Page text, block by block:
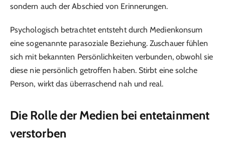
sondern auch der Abschied von Erinnerungen.
Psychologisch betrachtet entsteht durch Medienkonsum
eine sogenannte parasoziale Beziehung. Zuschauer fühlen
sich mit bekannten Persönlichkeiten verbunden, obwohl sie
diese nie persönlich getroffen haben. Stirbt eine solche
Person, wirkt das überraschend nah und real.
Die Rolle der Medien bei entetainment
verstorben